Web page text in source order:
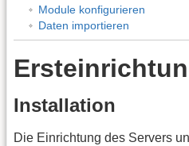
Module konfigurieren
Daten importieren
Installation
Die Einrichtung des Servers